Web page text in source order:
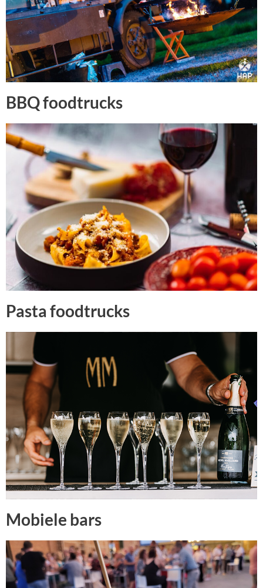
BBQ foodtrucks
Pasta foodtrucks
Mobiele bars